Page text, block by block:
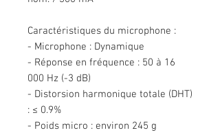
Caractéristiques du microphone :
- Microphone : Dynamique
- Réponse en fréquence : 50 à 16
000 Hz (-3 dB)
- Distorsion harmonique totale (DHT)
: ≤ 0.9%
- Poids micro : environ 245 g